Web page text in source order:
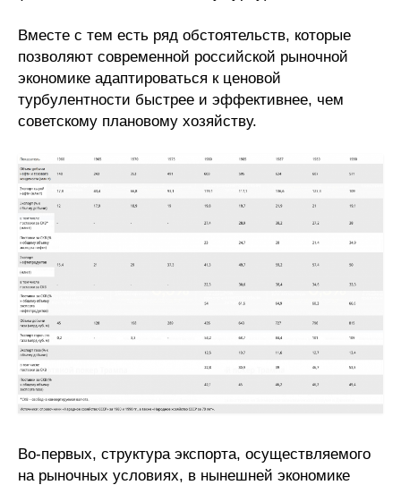
Вместе с тем есть ряд обстоятельств, которые
позволяют современной российской рыночной
экономике адаптироваться к ценовой
турбулентности быстрее и эффективнее, чем
советскому плановому хозяйству.
Во-первых, структура экспорта, осуществляемого
на рыночных условиях, в нынешней экономике